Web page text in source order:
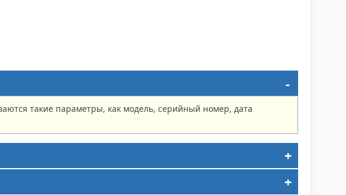
такие параметры, как модель, серийный номер, дата